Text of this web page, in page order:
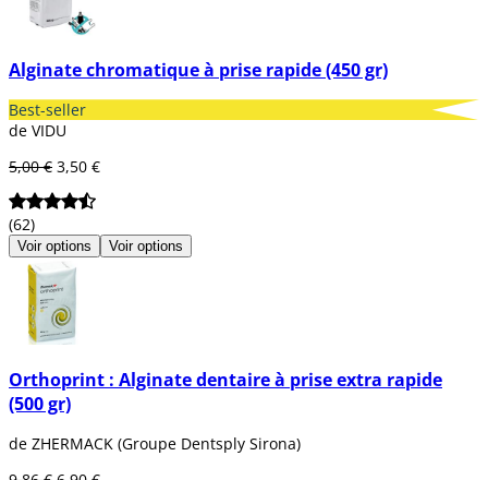
Alginate chromatique à prise rapide (450 gr)
Best-seller
de VIDU
5,00 € 3,50 €
(62)
Voir options Voir options
Orthoprint : Alginate dentaire à prise extra rapide
(500 gr)
de ZHERMACK (Groupe Dentsply Sirona)